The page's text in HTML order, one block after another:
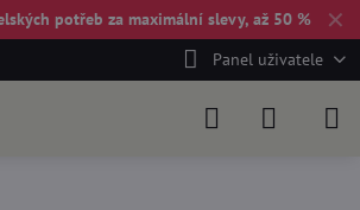
✕
potřeb za maximální slevy, až 50 %
Panel uživatele